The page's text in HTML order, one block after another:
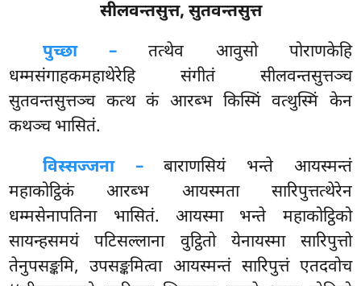
सीलवन्तसुत्त, सुतवन्तसुत्त
पुच्छा – तत्थेव आवुसो पोराणकेहि
धम्मसंगाहकमहाथेरेहि संगीतं सीलवन्तसुत्तञ्च
सुतवन्तसुत्तञ्च कत्थ कं आरब्भ किस्मिं वत्थुस्मिं केन
कथञ्च भासितं.
विस्सज्जना –बाराणसियं भन्ते आयस्मन्तं
महाकोट्ठिकं आरब्भ आयस्मता सारिपुत्तत्थेरेन
धम्मसेनापतिना भासितं. आयस्मा भन्ते महाकोट्ठिको
सायन्हसमयं पटिसल्लाना वुट्ठितो येनायस्मा सारिपुत्तो
तेनुपसङ्कमि, उपसङ्कमित्वा आयस्मन्तं सारिपुत्तं एतदवोच